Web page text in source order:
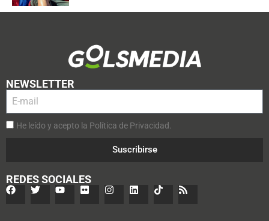
NEWSLETTER
He leído y acepto la Política de Privacidad.
Suscribirse
REDES SOCIALES